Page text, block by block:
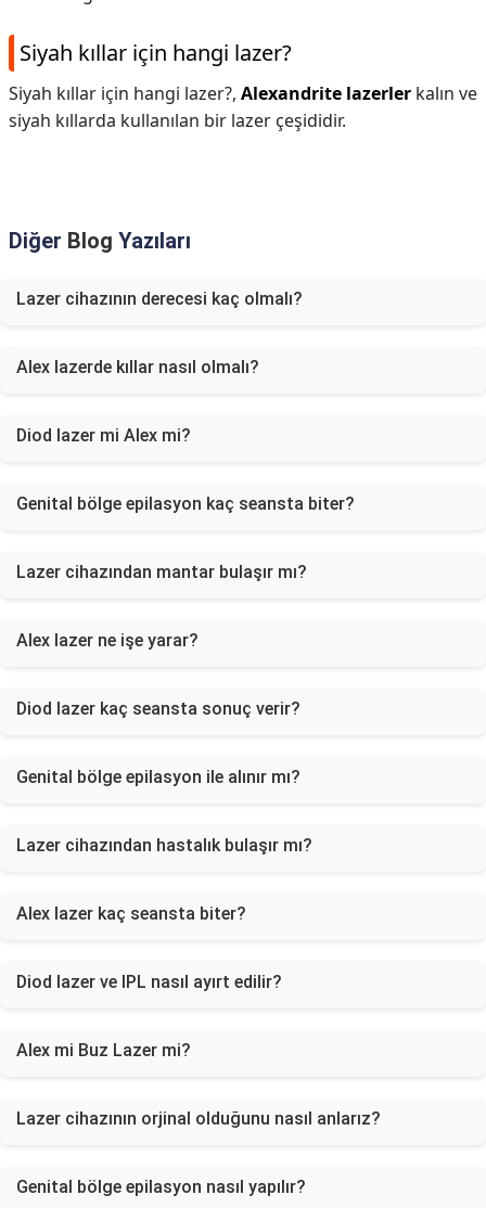
Siyah kıllar için hangi lazer?
Siyah kıllar için hangi lazer?, Alexandrite lazerler kalın ve
siyah kıllarda kullanılan bir lazer çeşididir.
Diğer Blog Yazıları
Lazer cihazının derecesi kaç olmalı?
Alex lazerde kıllar nasıl olmalı?
Diod lazer mi Alex mi?
Genital bölge epilasyon kaç seansta biter?
Lazer cihazından mantar bulaşır mı?
Alex lazer ne işe yarar?
Diod lazer kaç seansta sonuç verir?
Genital bölge epilasyon ile alınır mı?
Lazer cihazından hastalık bulaşır mı?
Alex lazer kaç seansta biter?
Diod lazer ve IPL nasıl ayırt edilir?
Alex mi Buz Lazer mi?
Lazer cihazının orjinal olduğunu nasıl anlarız?
Genital bölge epilasyon nasıl yapılır?